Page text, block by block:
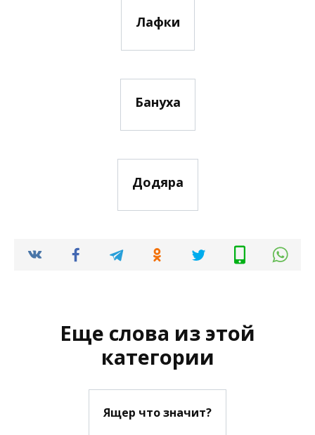
Лафки
Бануха
Додяра
Еще слова из этой
категории
Ящер что значит?